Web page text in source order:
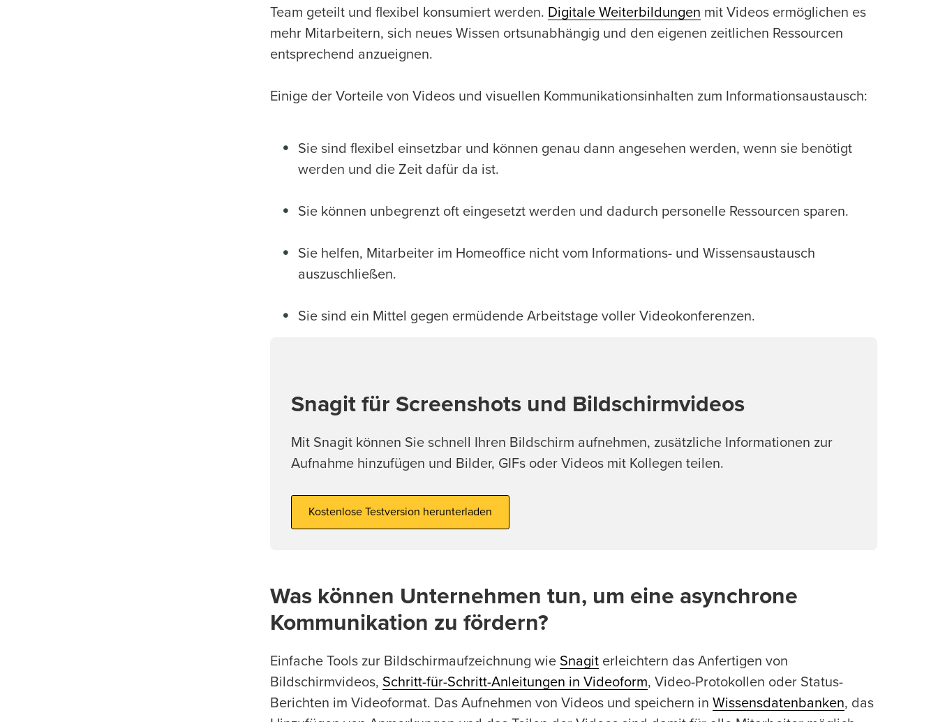
Team geteilt und flexibel konsumiert werden. Digitale Weiterbildungen mit Videos ermöglichen es
mehr Mitarbeitern, sich neues Wissen ortsunabhängig und den eigenen zeitlichen Ressourcen
entsprechend anzueignen.
Einige der Vorteile von Videos und visuellen Kommunikationsinhalten zum Informationsaustausch:
Sie sind flexibel einsetzbar und können genau dann angesehen werden, wenn sie benötigt
werden und die Zeit dafür da ist.
Sie können unbegrenzt oft eingesetzt werden und dadurch personelle Ressourcen sparen.
Sie helfen, Mitarbeiter im Homeoffice nicht vom Informations- und Wissensaustausch
auszuschließen.
Sie sind ein Mittel gegen ermüdende Arbeitstage voller Videokonferenzen.
Snagit für Screenshots und Bildschirmvideos
Mit Snagit können Sie schnell Ihren Bildschirm aufnehmen, zusätzliche Informationen zur
Aufnahme hinzufügen und Bilder, GIFs oder Videos mit Kollegen teilen.
Kostenlose Testversion herunterladen
Was können Unternehmen tun, um eine asynchrone
Kommunikation zu fördern?
Einfache Tools zur Bildschirmaufzeichnung wie Snagit erleichtern das Anfertigen von
Bildschirmvideos, Schritt-für-Schritt-Anleitungen in Videoform, Video-Protokollen oder Status-
Berichten im Videoformat. Das Aufnehmen von Videos und speichern in Wissensdatenbanken, das